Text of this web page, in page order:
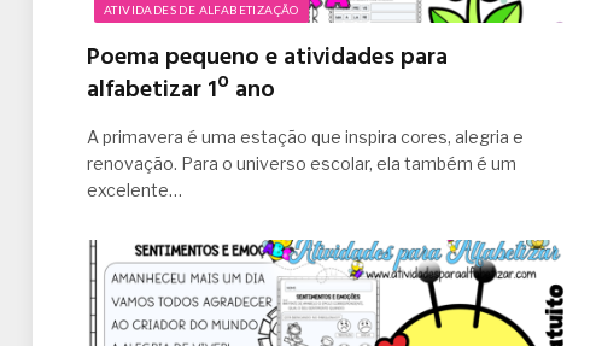
ATIVIDADES DE ALFABETIZAÇÃO
Poema pequeno e atividades para
alfabetizar 1º ano
A primavera é uma estação que inspira cores, alegria e
renovação. Para o universo escolar, ela também é um
excelente…